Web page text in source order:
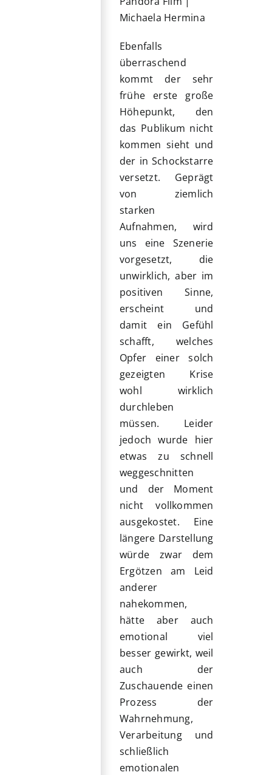
Michaela Hermina
Ebenfalls
überraschend
kommt der sehr
frühe erste große
Höhepunkt, den
das Publikum nicht
kommen sieht und
der in Schockstarre
versetzt. Geprägt
von ziemlich
starken
Aufnahmen, wird
uns eine Szenerie
vorgesetzt, die
unwirklich, aber im
positiven Sinne,
erscheint und
damit ein Gefühl
schafft, welches
Opfer einer solch
gezeigten Krise
wohl wirklich
durchleben
müssen. Leider
jedoch wurde hier
etwas zu schnell
weggeschnitten
und der Moment
nicht vollkommen
ausgekostet. Eine
längere Darstellung
würde zwar dem
Ergötzen am Leid
anderer
nahekommen,
hätte aber auch
emotional viel
besser gewirkt, weil
auch der
Zuschauende einen
Prozess der
Wahrnehmung,
Verarbeitung und
schließlich
emotionalen